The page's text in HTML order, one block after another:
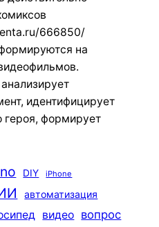
666850/
на
идентифицирует
героя, формирует
DIY iPhone
автоматизация
видео вопрос